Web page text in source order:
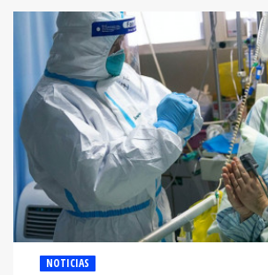
NOTICIAS